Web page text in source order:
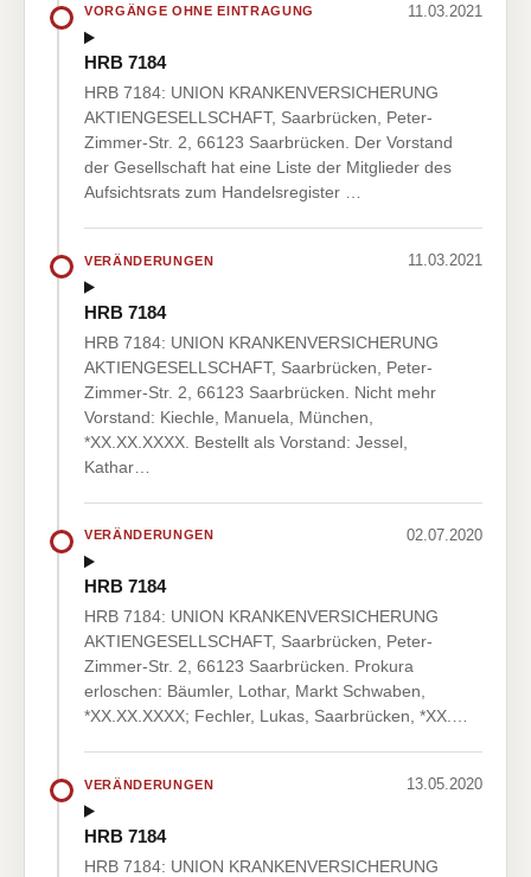
VORGÄNGE OHNE EINTRAGUNG 11.03.2021
HRB 7184
HRB 7184: UNION KRANKENVERSICHERUNG
AKTIENGESELLSCHAFT, Saarbrücken, Peter-
Zimmer-Str. 2, 66123 Saarbrücken. Der Vorstand
der Gesellschaft hat eine Liste der Mitglieder des
Aufsichtsrats zum Handelsregister …
VERÄNDERUNGEN 11.03.2021
HRB 7184
HRB 7184: UNION KRANKENVERSICHERUNG
AKTIENGESELLSCHAFT, Saarbrücken, Peter-
Zimmer-Str. 2, 66123 Saarbrücken. Nicht mehr
Vorstand: Kiechle, Manuela, München,
*XX.XX.XXXX. Bestellt als Vorstand: Jessel,
Kathar…
VERÄNDERUNGEN 02.07.2020
HRB 7184
HRB 7184: UNION KRANKENVERSICHERUNG
AKTIENGESELLSCHAFT, Saarbrücken, Peter-
Zimmer-Str. 2, 66123 Saarbrücken. Prokura
erloschen: Bäumler, Lothar, Markt Schwaben,
*XX.XX.XXXX; Fechler, Lukas, Saarbrücken, *XX.…
VERÄNDERUNGEN 13.05.2020
HRB 7184
HRB 7184: UNION KRANKENVERSICHERUNG